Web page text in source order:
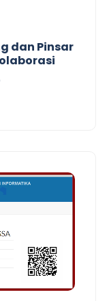
dan Pinsar